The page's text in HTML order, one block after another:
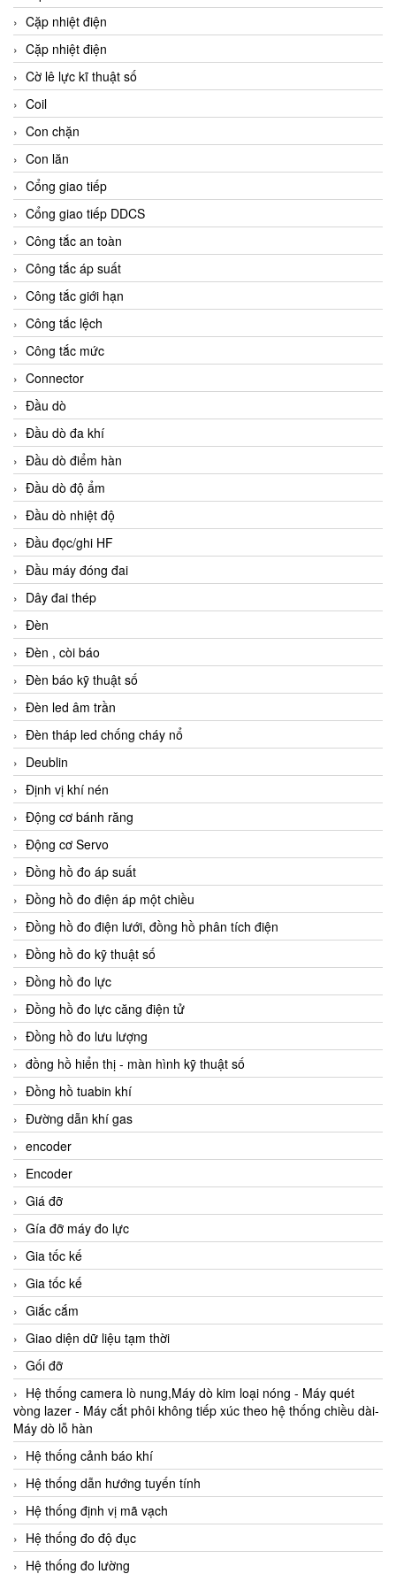
Cặp nhiệt điện
Cặp nhiệt điện
Cờ lê lực kĩ thuật số
Coil
Con chặn
Con lăn
Cổng giao tiếp
Cổng giao tiếp DDCS
Công tắc an toàn
Công tắc áp suất
Công tắc giới hạn
Công tắc lệch
Công tắc mức
Connector
Đầu dò
Đầu dò đa khí
Đầu dò điểm hàn
Đầu dò độ ẩm
Đầu dò nhiệt độ
Đầu đọc/ghi HF
Đầu máy đóng đai
Dây đai thép
Đèn
Đèn , còi báo
Đèn báo kỹ thuật số
Đèn led âm trần
Đèn tháp led chống cháy nổ
Deublin
Định vị khí nén
Động cơ bánh răng
Động cơ Servo
Đồng hồ đo áp suất
Đồng hồ đo điện áp một chiều
Đồng hồ đo điện lưới, đồng hồ phân tích điện
Đồng hồ đo kỹ thuật số
Đồng hồ đo lực
Đồng hồ đo lực căng điện tử
Đồng hồ đo lưu lượng
đồng hồ hiển thị - màn hình kỹ thuật số
Đồng hồ tuabin khí
Đường dẫn khí gas
encoder
Encoder
Giá đỡ
Gía đỡ máy đo lực
Gia tốc kế
Gia tốc kế
Giắc cắm
Giao diện dữ liệu tạm thời
Gối đỡ
Hệ thống camera lò nung,Máy dò kim loại nóng - Máy quét
vòng lazer - Máy cắt phôi không tiếp xúc theo hệ thống chiều dài-
Máy dò lỗ hàn
Hệ thống cảnh báo khí
Hệ thống dẫn hướng tuyến tính
Hệ thống định vị mã vạch
Hệ thống đo độ đục
Hệ thống đo lường